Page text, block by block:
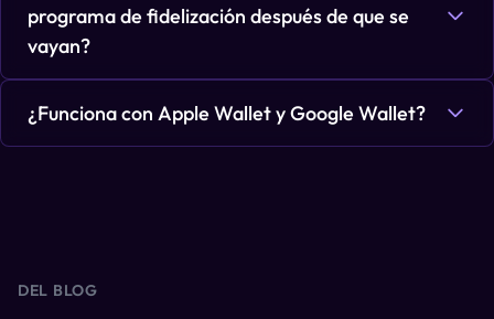
programa de fidelización después de que se
vayan?
¿Funciona con Apple Wallet y Google Wallet?
DEL BLOG